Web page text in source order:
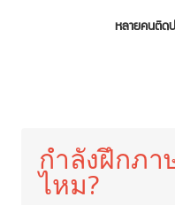
หลายคนติด
กำลังฝึกภา
ไหม?